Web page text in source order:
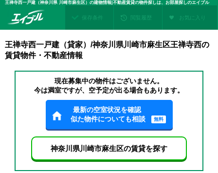
王禅寺西一戸建（神奈川県 川崎市麻生区）の建物情報|不動産賃貸の物件探しは、お部屋探しのエイブル
保存条件 閲覧履歴 お気に入り
王禅寺西一戸建（貸家）/神奈川県川崎市麻生区王禅寺西の
賃貸物件・不動産情報
現在募集中の物件はございません。
今は満室ですが、空予定が出る場合もあります。
最新の空室状況を確認
似た物件についても相談
無料
神奈川県川崎市麻生区の賃貸を探す